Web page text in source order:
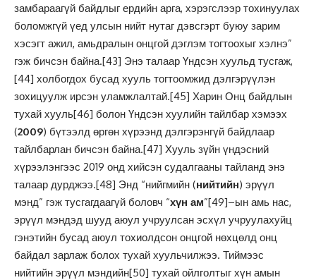
замбараагүй байдлыг ердийн арга, хэрэгслээр тохинуулах
боломжгүй үед улсын нийт нутаг дэвсгэрт буюу зарим
хэсэгт ажил, амьдралын онцгой дэглэм тогтоохыг хэлнэ”
гэж бичсэн байна.[43] Энэ талаар Үндсэн хуульд тусгаж,
[44] холбогдох бусад хууль тогтоомжид дэлгэрүүлэн
зохицуулж ирсэн уламжлалтай.[45] Харин Онц байдлын
тухай хууль[46] болон Үндсэн хуулийн тайлбар хэмээх
(2009) бүтээлд өргөн хүрээнд дэлгэрэнгүй байдлаар
тайлбарлан бичсэн байна.[47] Хууль зүйн үндэсний
хүрээлэнгээс 2019 онд хийсэн судалгааны тайланд энэ
талаар дурджээ.[48] Энд “нийгмийн (нийтийн) эрүүл
мэнд” гэж тусгагдаагүй боловч “хүн ам”[49]–ын амь нас,
эрүүл мэндэд шууд аюул учруулсан эсхүл учруулахуйц
гэнэтийн бусад аюул тохиолдсон онцгой нөхцөлд онц
байдал зарлаж болох тухай хуульчилжээ. Тиймээс
нийтийн эрүүл мэндийн[50] тухай ойлголтыг хүн амын